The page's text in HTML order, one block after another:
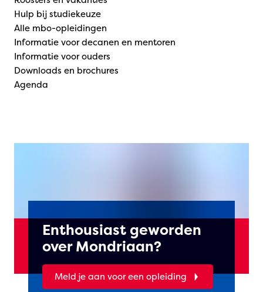
Hulp bij studiekeuze
Alle mbo-opleidingen
Informatie voor decanen en mentoren
Informatie voor ouders
Downloads en brochures
Agenda
Enthousiast geworden
over Mondriaan?
Meld je aan voor een opleiding